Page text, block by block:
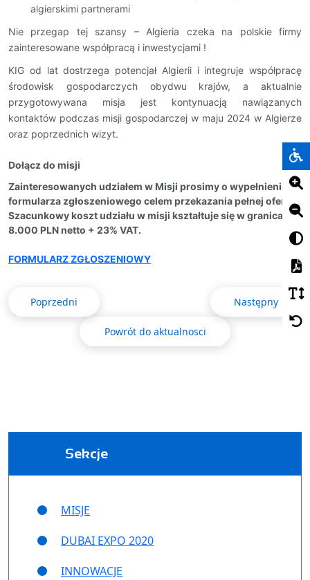
algierskimi partnerami
Nie przegap tej szansy – Algieria czeka na polskie firmy
zainteresowane współpracą i inwestycjami !
KIG od lat dostrzega potencjał Algierii i integruje współpracę
środowisk gospodarczych obydwu krajów, a aktualnie
przygotowywana misja jest kontynuacją nawiązanych
kontaktów podczas misji gospodarczej w maju 2024 w Algierze
oraz poprzednich wizyt.
Dołączdo misji
Zainteresowanych udziałem w Misji prosimy o wypełnienie
formularza zgłoszeniowego celem przekazania pełnej oferty.
Szacunkowy koszt udziału w misji kształtuje się w granicach
8.000 PLN netto + 23% VAT.
FORMULARZ ZGŁOSZENIOWY
Poprzedni Następny
Powrót do aktualnosci
Sekcje
MISJE
DUBAI EXPO 2020
INNOWACJE